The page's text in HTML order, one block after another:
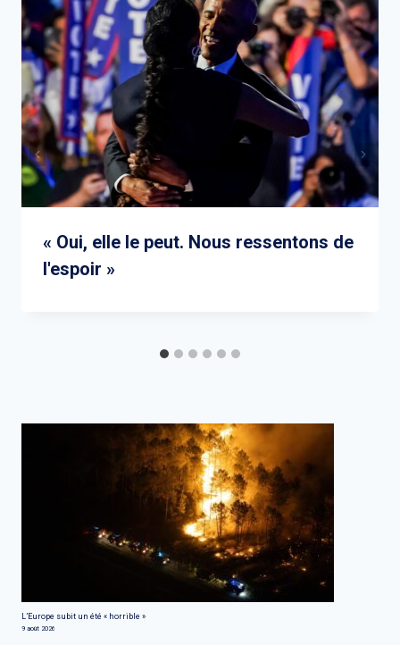
« Oui, elle le peut. Nous ressentons de
l'espoir »
L’Europe subit un été « horrible »
9 août 2026